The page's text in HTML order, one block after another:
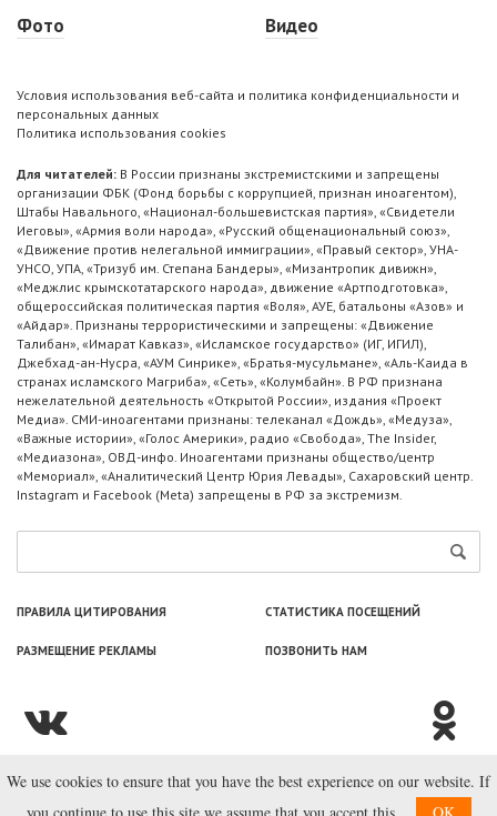
Фото
Видео
Условия использования веб-сайта и политика конфиденциальности и
персональных данных
Политика использования cookies
Для читателей: В России признаны экстремистскими и запрещены
организации ФБК (Фонд борьбы с коррупцией, признан иноагентом),
Штабы Навального, «Национал-большевистская партия», «Свидетели
Иеговы», «Армия воли народа», «Русский общенациональный союз»,
«Движение против нелегальной иммиграции», «Правый сектор», УНА-
УНСО, УПА, «Тризуб им. Степана Бандеры», «Мизантропик дивижн»,
«Меджлис крымскотатарского народа», движение «Артподготовка»,
общероссийская политическая партия «Воля», АУЕ, батальоны «Азов» и
«Айдар». Признаны террористическими и запрещены: «Движение
Талибан», «Имарат Кавказ», «Исламское государство» (ИГ, ИГИЛ),
Джебхад-ан-Нусра, «АУМ Синрике», «Братья-мусульмане», «Аль-Каида в
странах исламского Магриба», «Сеть», «Колумбайн». В РФ признана
нежелательной деятельность «Открытой России», издания «Проект
Медиа». СМИ-иноагентами признаны: телеканал «Дождь», «Медуза»,
«Важные истории», «Голос Америки», радио «Свобода», The Insider,
«Медиазона», ОВД-инфо. Иноагентами признаны общество/центр
«Мемориал», «Аналитический Центр Юрия Левады», Сахаровский центр.
Instagram и Facebook (Metа) запрещены в РФ за экстремизм.
ПРАВИЛА ЦИТИРОВАНИЯ СТАТИСТИКА ПОСЕЩЕНИЙ
РАЗМЕЩЕНИЕ РЕКЛАМЫ ПОЗВОНИТЬ НАМ
© ООО «Лаборатория Новоcтей», 2003—2026.
We use cookies to ensure that you have the best experience on our website. If